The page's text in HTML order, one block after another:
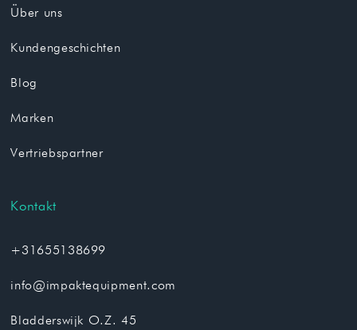
Über uns
Kundengeschichten
Blog
Marken
Vertriebspartner
Kontakt
+31655138699
info@impaktequipment.com
Bladderswijk O.Z. 45